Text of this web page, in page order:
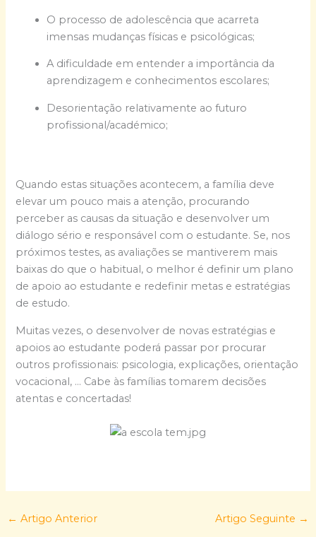
O processo de adolescência que acarreta
imensas mudanças físicas e psicológicas;
A dificuldade em entender a importância da
aprendizagem e conhecimentos escolares;
Desorientação relativamente ao futuro
profissional/académico;
Quando estas situações acontecem, a família deve
elevar um pouco mais a atenção, procurando
perceber as causas da situação e desenvolver um
diálogo sério e responsável com o estudante. Se, nos
próximos testes, as avaliações se mantiverem mais
baixas do que o habitual, o melhor é definir um plano
de apoio ao estudante e redefinir metas e estratégias
de estudo.
Muitas vezes, o desenvolver de novas estratégias e
apoios ao estudante poderá passar por procurar
outros profissionais: psicologia, explicações, orientação
vocacional, … Cabe às famílias tomarem decisões
atentas e concertadas!
← Artigo Anterior Artigo Seguinte →